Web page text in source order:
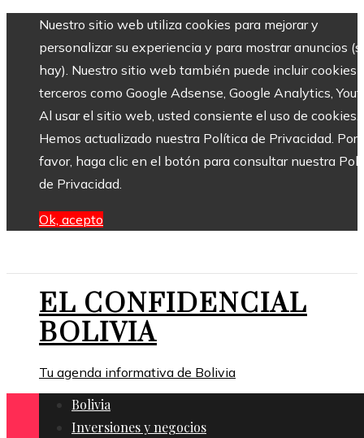
Nuestro sitio web utiliza cookies para mejorar y
personalizar su experiencia y para mostrar anuncios
hay). Nuestro sitio web también puede incluir cookies
terceros como Google Adsense, Google Analytics,
Al usar el sitio web, usted consiente el uso de cookies.
Hemos actualizado nuestra Política de Privacidad. Por
favor, haga clic en el botón para consultar nuestra
de Privacidad.
Ok, acepto
EL CONFIDENCIAL
BOLIVIA
Tu agenda informativa de Bolivia
Bolivia
Inversiones y negocios